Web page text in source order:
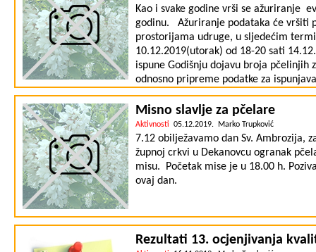
Kao i svake godine vrši se ažuriranje
godinu. Ažuriranje podataka će vršiti
prostorijama udruge, u sljedećim
10.12.2019(utorak) od 18-20 sati
ispune Godišnju dojavu broja pčelinjih
odnosno pripreme podatke za
koje treba upisati u evidenciju (i
terminima ili se javiti SMS-om na tel
snimanja lokacije pčelinjaka koje će
podataka za pčelare je besplatno. Za
u večernjim satima izvan navedenih
Misno slavlje za pčelare
Aktivnosti 05.12.2019. Marko Trupković
7.12 obilježavamo dan Sv. Ambrozija,
župnoj crkvi u Dekanovcu ogranak
misu. Početak mise je u 18.00 h.
ovaj dan.
Rezultati 13. ocjenjivanja